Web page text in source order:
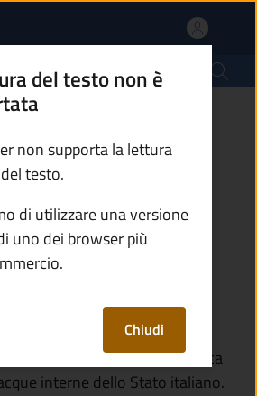
la licenza di
in un'altra scheda).
Breno
di pesca di tipo B
la licenza di
B
se vuoi esercitare la pesca
interne dello Stato italiano.
del testo non è
non supporta la lettura
testo.
di utilizzare una versione
uno dei browser più
Chiudi